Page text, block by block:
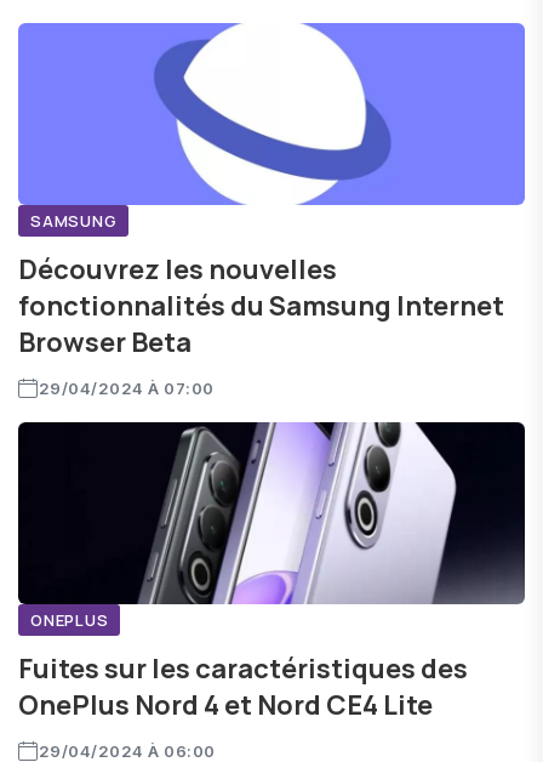
SAMSUNG
Découvrez les nouvelles
fonctionnalités du Samsung Internet
Browser Beta
29/04/2024 À 07:00
ONEPLUS
Fuites sur les caractéristiques des
OnePlus Nord 4 et Nord CE4 Lite
29/04/2024 À 06:00